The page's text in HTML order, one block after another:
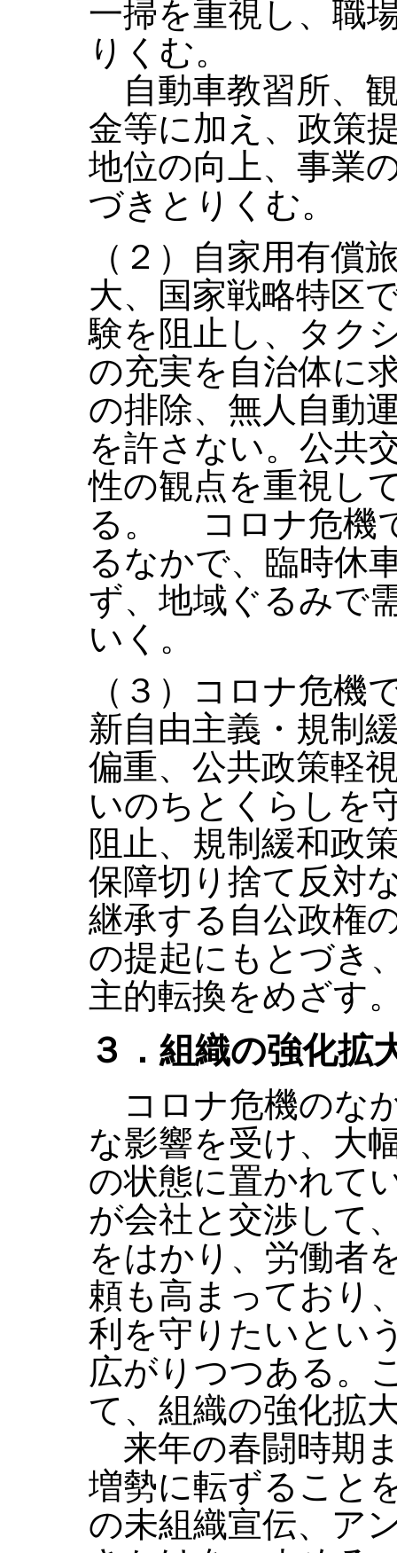
一掃を重視し、職
りくむ。
自動車教習所、
金等に加え、政策
地位の向上、事業
づきとりくむ。
（２）自家用有償
大、国家戦略特区
験を阻止し、タク
の充実を自治体に
の排除、無人自動
を許さない。公共
性の観点を重視し
る。 コロナ危機
るなかで、臨時休
ず、地域ぐるみで
いく。
（３）コロナ危機
新自由主義・規制
偏重、公共政策軽
いのちとくらしを
阻止、規制緩和政
保障切り捨て反対
継承する自公政権
の提起にもとづき
主的転換をめざす
３．組織の強化拡
コロナ危機のな
な影響を受け、大
の状態に置かれて
が会社と交渉して
をはかり、労働者
頼も高まっており
利を守りたいとい
広がりつつある。
て、組織の強化拡
来年の春闘時期
増勢に転ずること
の未組織宣伝、ア